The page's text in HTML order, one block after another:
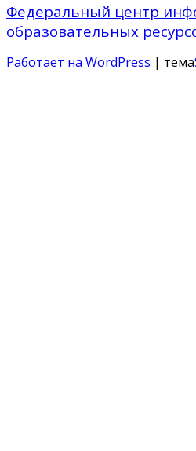
Федеральный центр
образовательных
Работает на WordPress | тема